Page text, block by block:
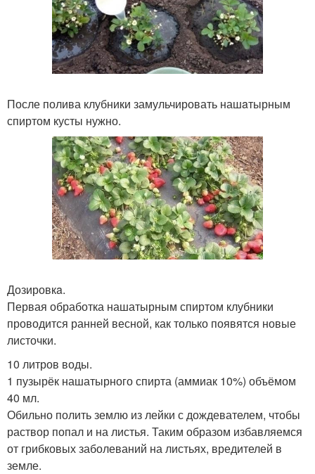
После полива клубники замульчировать нашaтырным
спиртом кусты нужно.
Дозировкa.
Первая обработка нашатырным спиртом клубники
проводится ранней весной, как только появятся новые
листочки.
10 литров воды.
1 пузырёк нашатырного спирта (аммиак 10%) объёмом
40 мл.
Обильно полить землю из лейки с дождевателем, чтобы
раствор попал и на листья. Таким образом избавляемся
от грибковых заболеваний на листьях, вредителей в
земле.